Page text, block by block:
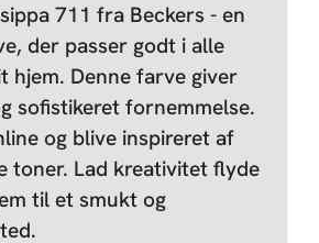
711 fra Beckers - en
der passer godt i alle
hjem. Denne farve giver
sofistikeret fornemmelse.
og blive inspireret af
toner. Lad kreativitet flyde
til et smukt og